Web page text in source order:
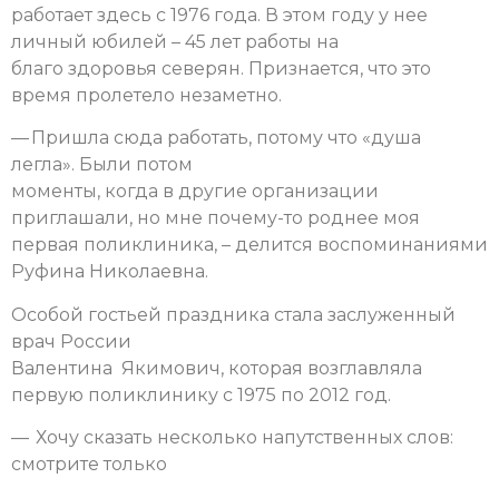
работает здесь с 1976 года. В этом году у нее
личный юбилей – 45 лет работы на
благо здоровья северян. Признается, что это
время пролетело незаметно.
— Пришла сюда работать, потому что «душа
легла». Были потом
моменты, когда в другие организации
приглашали, но мне почему-то роднее моя
первая поликлиника, – делится воспоминаниями
Руфина Николаевна.
Особой гостьей праздника стала заслуженный
врач России
Валентина Якимович, которая возглавляла
первую поликлинику с 1975 по 2012 год.
— Хочу сказать несколько напутственных слов:
смотрите только